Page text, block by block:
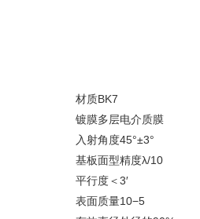
材质BK7
镀膜多层电介质膜
入射角度45°±3°
基板面型精度λ/10
平行度＜3′
表面质量10−5